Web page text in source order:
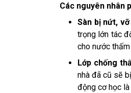
Các nguyên nhân
Sàn bị nứt,
trọng lớn tác
cho nước
Lớp chống
nhà đã cũ sẽ
động cơ học là